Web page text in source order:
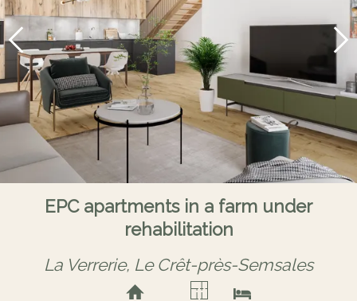
EPC apartments in a farm under
rehabilitation
La Verrerie, Le Crêt-près-Semsales